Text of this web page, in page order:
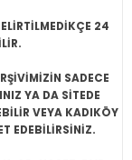
24
SADECE
YA DA SİTEDE
VEYA KADIKÖY
EDEBİLİRSİNİZ.